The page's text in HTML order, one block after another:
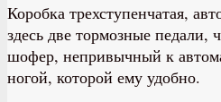
Коробка трехступенчатая,
здесь две тормозные педали,
шофер, непривычный к
ногой, которой ему удобно.